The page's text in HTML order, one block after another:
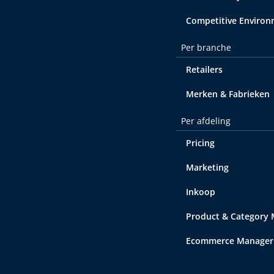
Competitive
Per branche
Retailers
Merken & Fabrieken
Per afdeling
Pricing
Marketing
Inkoop
Product & Category
Ecommerce Manager